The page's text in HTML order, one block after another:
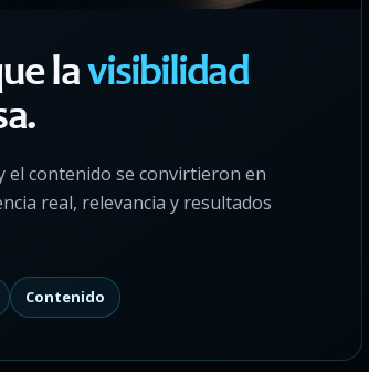
lavisibilidad
el contenido se convirtieron en
real, relevancia y resultados
Contenido